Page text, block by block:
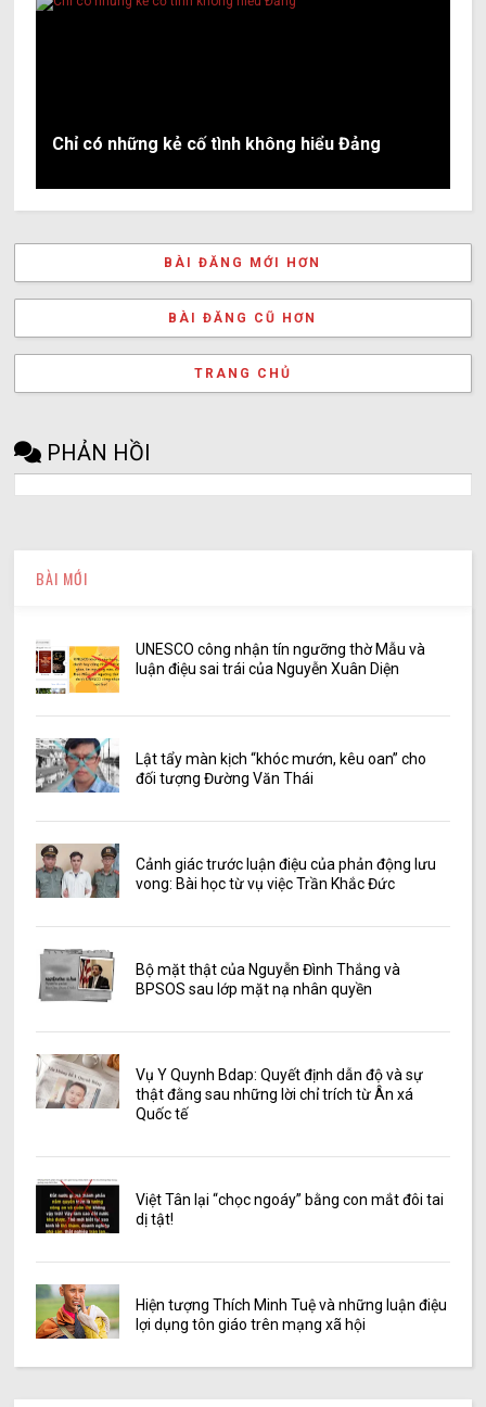
Chỉ có những kẻ cố tình không hiểu Đảng
BÀI ĐĂNG MỚI HƠN
BÀI ĐĂNG CŨ HƠN
TRANG CHỦ
PHẢN HỒI
BÀI MỚI
UNESCO công nhận tín ngưỡng thờ Mẫu và
luận điệu sai trái của Nguyễn Xuân Diện
Lật tẩy màn kịch “khóc mướn, kêu oan” cho
đối tượng Đường Văn Thái
Cảnh giác trước luận điệu của phản động lưu
vong: Bài học từ vụ việc Trần Khắc Đức
Bộ mặt thật của Nguyễn Đình Thắng và
BPSOS sau lớp mặt nạ nhân quyền
Vụ Y Quynh Bdap: Quyết định dẫn độ và sự
thật đằng sau những lời chỉ trích từ Ân xá
Quốc tế
Việt Tân lại “chọc ngoáy” bằng con mắt đôi tai
dị tật!
Hiện tượng Thích Minh Tuệ và những luận điệu
lợi dụng tôn giáo trên mạng xã hội